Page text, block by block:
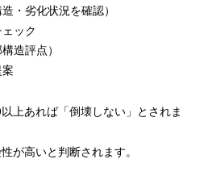
・劣化状況を確認）
ック
造評点）
上あれば「倒壊しない」とされま
が高いと判断されます。